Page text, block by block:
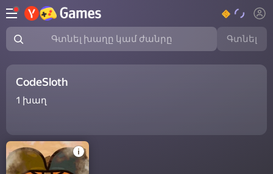
Գտնել խաղը կամ ժանրը Գտնել
CodeSloth
1 խաղ